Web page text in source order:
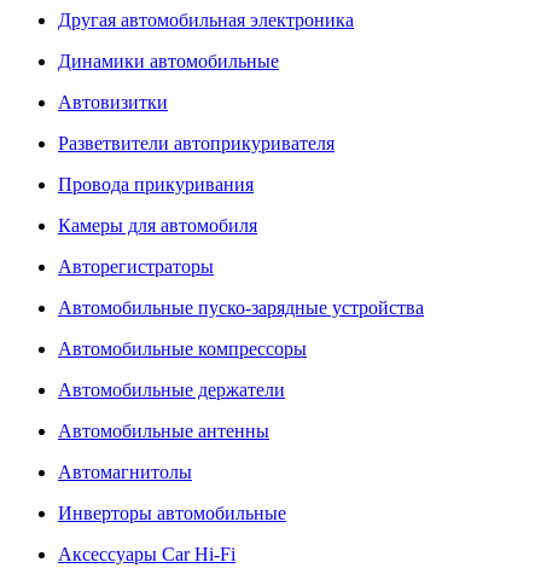
Другая автомобильная электроника
Динамики автомобильные
Автовизитки
Разветвители автоприкуривателя
Провода прикуривания
Камеры для автомобиля
Авторегистраторы
Автомобильные пуско-зарядные устройства
Автомобильные компрессоры
Автомобильные держатели
Автомобильные антенны
Автомагнитолы
Инверторы автомобильные
Аксессуары Car Hi-Fi